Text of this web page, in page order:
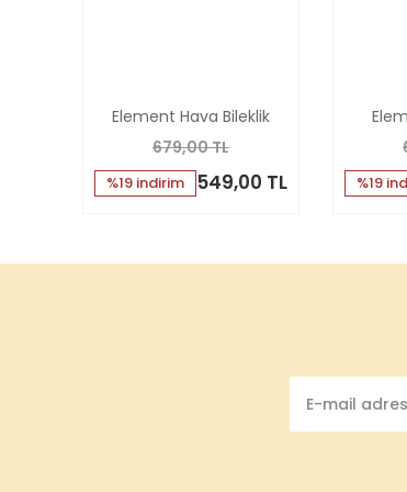
Element Hava Bileklik
679,00 TL
%19 indirim 549,00 TL %19